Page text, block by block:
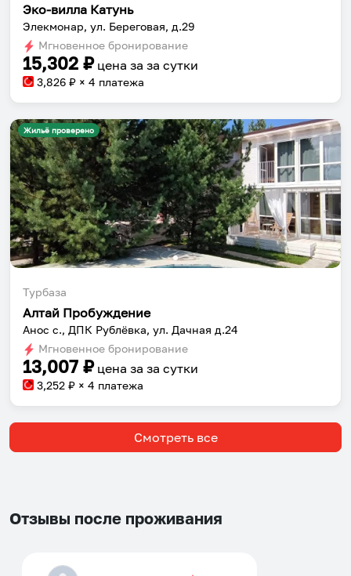
Эко-вилла Катунь
Элекмонар, ул. Береговая, д.29
Мгновенное бронирование
15,302 ₽ цена за за сутки
3,826 ₽ × 4 платежа
Жильё проверено
Турбаза
Алтай Пробуждение
Анос с., ДПК Рублёвка, ул. Дачная д.24
Мгновенное бронирование
13,007 ₽ цена за за сутки
3,252 ₽ × 4 платежа
Смотреть все
Отзывы после проживания
Собери путешествие без сложностей
Сохраняй места, повторяй маршруты, находи
компанию и бронируй жильё в одном
приложении.
Установить приложение